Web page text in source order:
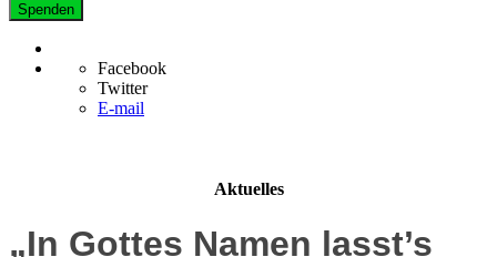
Spenden
Facebook
Twitter
E-mail
Aktuelles
„In Gottes Namen lasst’s